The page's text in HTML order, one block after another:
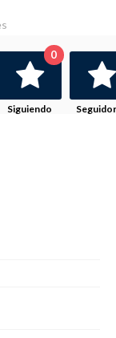
Siguiendo
0